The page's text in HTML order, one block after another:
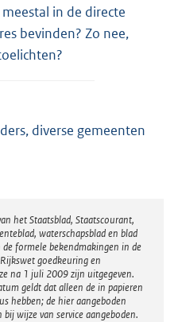
in de directe
bevinden? Zo nee,
diverse gemeenten
het Staatsblad, Staatscourant,
waterschapsblad en blad
formele bekendmakingen in de
goedkeuring en
na 1 juli 2009 zijn uitgegeven.
geldt dat alleen de in papieren
hebben; de hier aangeboden
wijze van service aangeboden.